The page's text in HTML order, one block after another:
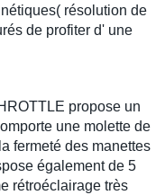
résolution de
de profiter d' une
propose un
une molette de
fermeté des manettes
également de 5
rétroéclairage très